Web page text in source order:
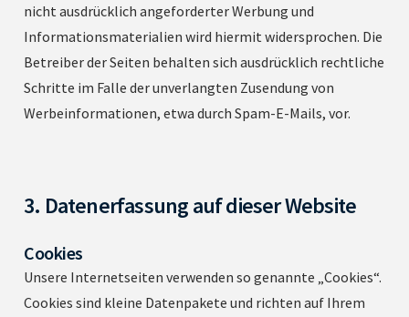
nicht ausdrücklich angeforderter Werbung und
Informationsmaterialien wird hiermit widersprochen. Die
Betreiber der Seiten behalten sich ausdrücklich rechtliche
Schritte im Falle der unverlangten Zusendung von
Werbeinformationen, etwa durch Spam-E-Mails, vor.
3. Datenerfassung auf dieser Website
Cookies
Unsere Internetseiten verwenden so genannte „Cookies“.
Cookies sind kleine Datenpakete und richten auf Ihrem